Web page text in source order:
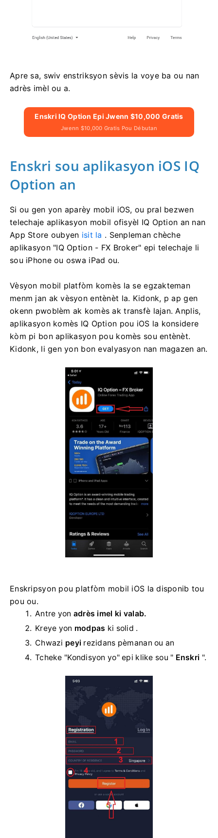
Apre sa, swiv enstriksyon sèvis la voye ba ou nan
adrès imèl ou a.
Enskri IQ Option Epi Jwenn $10,000 Gratis
Jwenn $10,000 Gratis Pou Débutan
Enskri sou aplikasyon iOS IQ
Option an
Si ou gen yon aparèy mobil iOS, ou pral bezwen
telechaje aplikasyon mobil ofisyèl IQ Option an nan
App Store oubyen isit la . Senpleman chèche
aplikasyon "IQ Option - FX Broker" epi telechaje li
sou iPhone ou oswa iPad ou.
Vèsyon mobil platfòm komès la se egzakteman
menm jan ak vèsyon entènèt la. Kidonk, p ap gen
okenn pwoblèm ak komès ak transfè lajan. Anplis,
aplikasyon komès IQ Option pou iOS la konsidere
kòm pi bon aplikasyon pou komès sou entènèt.
Kidonk, li gen yon bon evalyasyon nan magazen an.
Enskripsyon pou platfòm mobil iOS la disponib tou
pou ou.
Antre yon adrès imel ki valab.
Kreye yon modpas ki solid .
Chwazi peyi rezidans pèmanan ou an
Tcheke "Kondisyon yo" epi klike sou " Enskri ".